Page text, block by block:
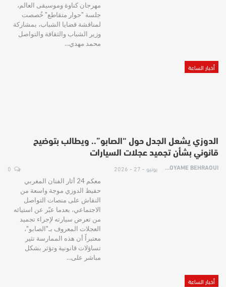
مهرجان كناوة وموسيقى العالم،
جلسة "حوار متقاطع" خُصصت
لمناقشة قضايا الشباب، بمشاركة
وزير الشباب والثقافة والتواصل
محمد مهدي…
أخبار الساعة
الدوزي يشعل الجدل حول “الصابو”.. ويطالب بتوضيح
قانوني بشأن تجميد عجلات السيارات
HOYAME BEHRAOUI يونيو - 27 - 2026
معكم 24 أثار الفنان المغربي
حفيظ الدوزي موجة واسعة من
النقاش على منصات التواصل
الاجتماعي، بعدما عبّر عن استيائه
من تعرض سيارته لإجراء تجميد
العجلات المعروف بـ"الصابو"،
معتبراً أن هذه الممارسة تثير
تساؤلات قانونية وتؤثر بشكل
مباشر على…
أخبار الساعة